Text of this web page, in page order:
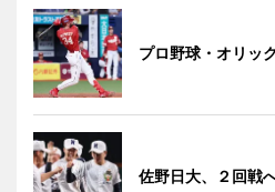
プロ野球・オリッ
佐野日大、２回戦